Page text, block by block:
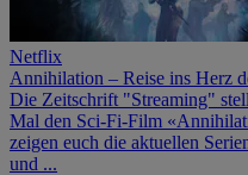
Netflix
Annihilation – Reise ins Herz
Die Zeitschrift "Streaming"
Mal den Sci-Fi-Film
zeigen euch die aktuellen
und ...